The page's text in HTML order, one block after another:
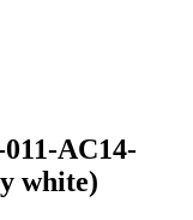
AC14-
white)